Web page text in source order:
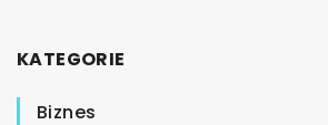
KATEGORIE
Biznes